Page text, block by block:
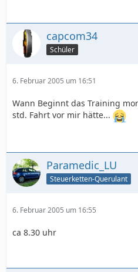
capcom34
Schüler
6. Februar 2005 um 16:51
Wann Beginnt das Training
std. Fahrt vor mir hätte...
Paramedic_LU
Steuerketten-Querulant
6. Februar 2005 um 16:55
ca 8.30 uhr